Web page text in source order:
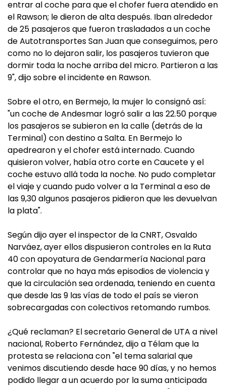
entrar al coche para que el chofer fuera atendido en
el Rawson; le dieron de alta después. Iban alrededor
de 25 pasajeros que fueron trasladados a un coche
de Autotransportes San Juan que conseguimos, pero
como no lo dejaron salir, los pasajeros tuvieron que
dormir toda la noche arriba del micro. Partieron a las
9", dijo sobre el incidente en Rawson.
Sobre el otro, en Bermejo, la mujer lo consignó así:
"un coche de Andesmar logró salir a las 22.50 porque
los pasajeros se subieron en la calle (detrás de la
Terminal) con destino a Salta. En Bermejo lo
apedrearon y el chofer está internado. Cuando
quisieron volver, había otro corte en Caucete y el
coche estuvo allá toda la noche. No pudo completar
el viaje y cuando pudo volver a la Terminal a eso de
las 9,30 algunos pasajeros pidieron que les devuelvan
la plata".
Según dijo ayer el inspector de la CNRT, Osvaldo
Narváez, ayer ellos dispusieron controles en la Ruta
40 con apoyatura de Gendarmería Nacional para
controlar que no haya más episodios de violencia y
que la circulación sea ordenada, teniendo en cuenta
que desde las 9 las vías de todo el país se vieron
sobrecargadas con colectivos retomando rumbos.
¿Qué reclaman? El secretario General de UTA a nivel
nacional, Roberto Fernández, dijo a Télam que la
protesta se relaciona con "el tema salarial que
venimos discutiendo desde hace 90 días, y no hemos
podido llegar a un acuerdo por la suma anticipada